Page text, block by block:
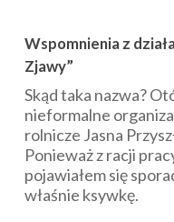
Wspomnienia z
Zjawy”
Skąd taka nazwa?
nieformalne
rolnicze Jasna
Ponieważ z racji
pojawiałem się
właśnie ksywkę.